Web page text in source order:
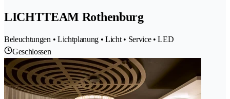
LICHTTEAM Rothenburg
Beleuchtungen • Lichtplanung • Licht • Service • LED
Geschlossen